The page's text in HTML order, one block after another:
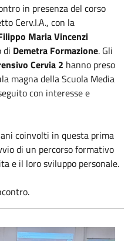
in presenza del corso
Cerv.I.A., con la
Maria Vincenzi
di Demetra Formazione. Gli
Cervia 2 hanno preso
magna della Scuola Media
con interesse e
coinvolti in questa prima
di un percorso formativo
e il loro sviluppo personale.